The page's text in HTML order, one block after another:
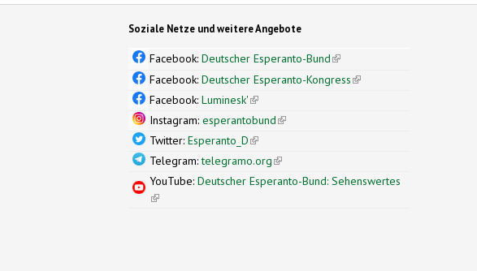
Soziale Netze und weitere Angebote
Facebook:Deutscher Esperanto-Bund(link is external)
Facebook:Deutscher Esperanto-Kongress(link is external)
Facebook:Luminesk'(link is external)
Instagram:esperantobund(link is external)
Twitter:Esperanto_D(link is external)
Telegram:telegramo.org(link is external)
YouTube:Deutscher Esperanto-Bund: Sehenswertes
(link is external)